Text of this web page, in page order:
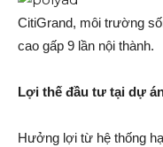
CitiGrand, môi trường
cao gấp 9 lần nội thành.
Lợi thế đầu tư tại dự
Hưởng lợi từ hệ thống